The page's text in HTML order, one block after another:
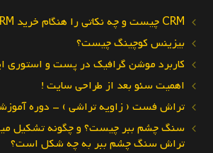
CRM چیست و چه نکاتی را هنگام خرید CRM باید رعایت کرد؟
بیزینس کوچینگ چیست؟
کاربرد موشن گرافیک در پست و استوری
اهمیت سئو بعد از طراحی سایت !
تراش فست ( زاویه تراشی ) – دوره
سنگ چشم ببر چیست؟ و چگونه تشکیل
تراش سنگ چشم ببر به چه شکل است؟